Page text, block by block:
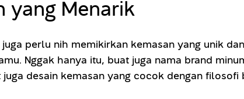
yang Menarik
perlu nih memikirkan kemasan yang unik
Nggak hanya itu, buat juga nama brand
juga desain kemasan yang cocok dengan